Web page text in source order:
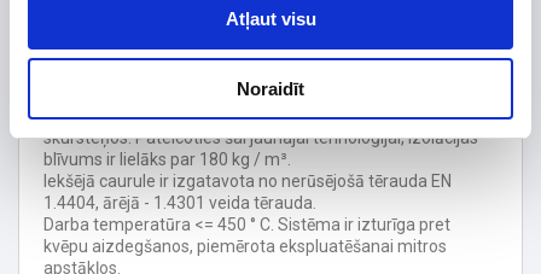
Atļaut visu
Noraidīt
Jaunās konstrukcijas skursteņu izolācija ir 25 mm bieza,
bet saglabā 50 mm biezā izolācijas materiāla īpašības.
Pateicoties mazākam ārējam diametram skursteņi
katrā savienojumā ir termiskā kompensācija.
Izolācija tiek sasmalcināta un iepūsta jaunās konstrukcijas
skursteņos. Pateicoties šai jaunajai tehnoloģijai, izolācijas
blīvums ir lielāks par 180 kg / m³.
Iekšējā caurule ir izgatavota no nerūsējošā tērauda EN
1.4404, ārējā - 1.4301 veida tērauda.
Darba temperatūra <= 450 ° C. Sistēma ir izturīga pret
kvēpu aizdegšanos, piemērota ekspluatēšanai mitros
apstākļos.